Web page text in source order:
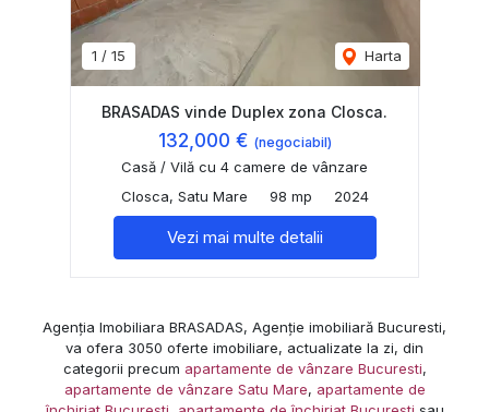
1 / 15 Harta
BRASADAS vinde Duplex zona Closca.
132,000 € (negociabil)
Casă / Vilă cu 4 camere de vânzare
Closca, Satu Mare
98 mp 2024
Vezi mai multe detalii
Agenția Imobiliara BRASADAS, Agenție imobiliară Bucuresti,
va ofera 3050 oferte imobiliare, actualizate la zi, din
categorii precum apartamente de vânzare Bucuresti,
apartamente de vânzare Satu Mare, apartamente de